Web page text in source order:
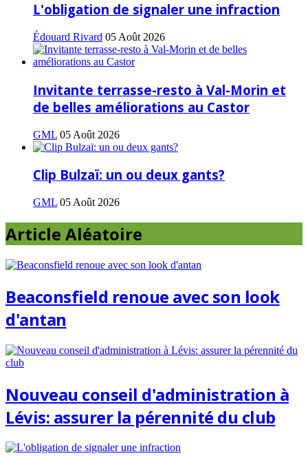
L'obligation de signaler une infraction
Édouard Rivard 05 Août 2026
Invitante terrasse-resto à Val-Morin et
de belles améliorations au Castor
GML 05 Août 2026
Clip Bulzaï: un ou deux gants?
GML 05 Août 2026
Article Aléatoire
Beaconsfield renoue avec son look
d'antan
Nouveau conseil d'administration à
Lévis: assurer la pérennité du club